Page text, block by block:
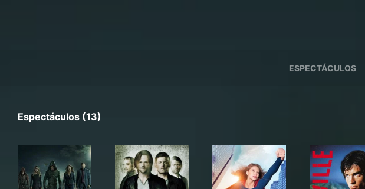
ESPECTÁCULOS
Espectáculos (13)